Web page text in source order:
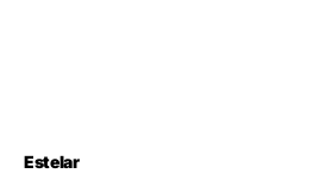
Estelar